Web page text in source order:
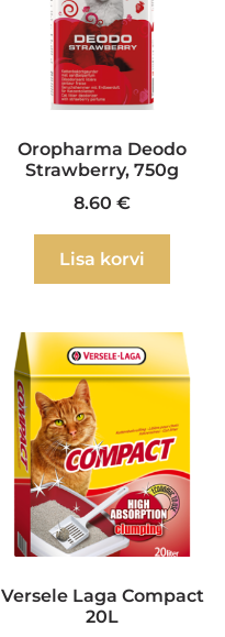
Oropharma Deodo
Strawberry, 750g
8.60 €
Lisa korvi
Versele Laga Compact
20L